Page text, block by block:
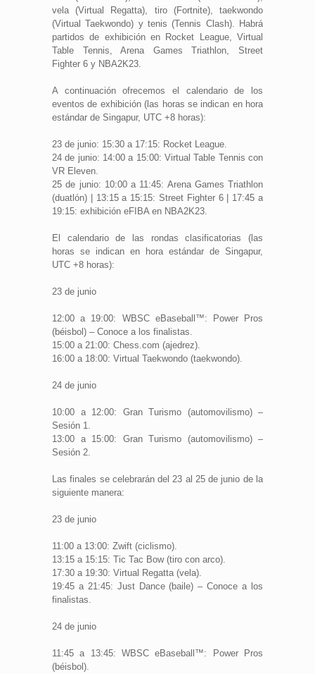
vela (Virtual Regatta), tiro (Fortnite), taekwondo
(Virtual Taekwondo) y tenis (Tennis Clash). Habrá
partidos de exhibición en Rocket League, Virtual
Table Tennis, Arena Games Triathlon, Street
Fighter 6 y NBA2K23.
A continuación ofrecemos el calendario de los
eventos de exhibición (las horas se indican en hora
estándar de Singapur, UTC +8 horas):
23 de junio: 15:30 a 17:15: Rocket League.
24 de junio: 14:00 a 15:00: Virtual Table Tennis con
VR Eleven.
25 de junio: 10:00 a 11:45: Arena Games Triathlon
(duatlón) | 13:15 a 15:15: Street Fighter 6 | 17:45 a
19:15: exhibición eFIBA en NBA2K23.
El calendario de las rondas clasificatorias (las
horas se indican en hora estándar de Singapur,
UTC +8 horas):
23 de junio
12:00 a 19:00: WBSC eBaseball™: Power Pros
(béisbol) – Conoce a los finalistas.
15:00 a 21:00: Chess.com (ajedrez).
16:00 a 18:00: Virtual Taekwondo (taekwondo).
24 de junio
10:00 a 12:00: Gran Turismo (automovilismo) –
Sesión 1.
13:00 a 15:00: Gran Turismo (automovilismo) –
Sesión 2.
Las finales se celebrarán del 23 al 25 de junio de la
siguiente manera:
23 de junio
11:00 a 13:00: Zwift (ciclismo).
13:15 a 15:15: Tic Tac Bow (tiro con arco).
17:30 a 19:30: Virtual Regatta (vela).
19:45 a 21:45: Just Dance (baile) – Conoce a los
finalistas.
24 de junio
11:45 a 13:45: WBSC eBaseball™: Power Pros
(béisbol).